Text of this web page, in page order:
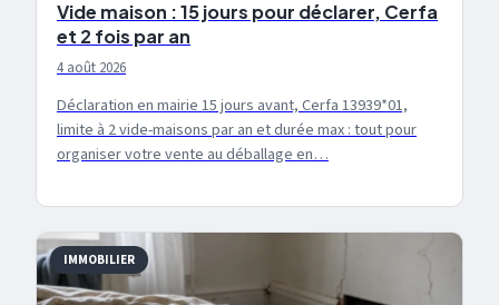
Vide maison : 15 jours pour déclarer, Cerfa
et 2 fois par an
4 août 2026
Déclaration en mairie 15 jours avant, Cerfa 13939*01,
limite à 2 vide-maisons par an et durée max : tout pour
organiser votre vente au déballage en…
IMMOBILIER